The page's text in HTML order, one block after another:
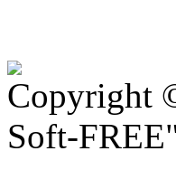
Copyright
Soft-